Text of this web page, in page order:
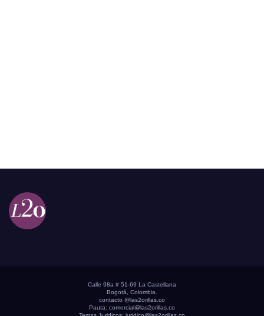
Calle 98a # 51-69 La Castellana
Bogotá, Colombia.
contacto @las2orillas.co
Pauta: comercial@las2orillas.co